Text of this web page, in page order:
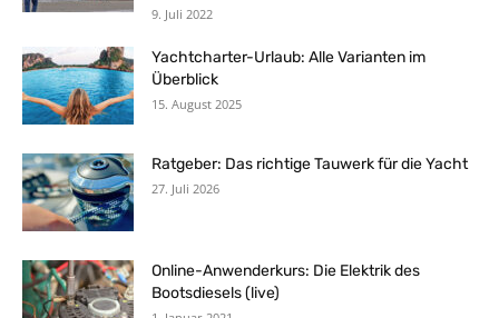
9. Juli 2022
Yachtcharter-Urlaub: Alle Varianten im
Überblick
15. August 2025
Ratgeber: Das richtige Tauwerk für die Yacht
27. Juli 2026
Online-Anwenderkurs: Die Elektrik des
Bootsdiesels (live)